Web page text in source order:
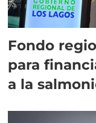
Fondo
para
a la